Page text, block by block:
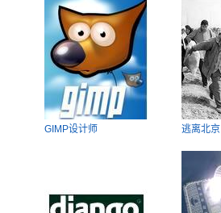
GIMP设计师 逃离北京